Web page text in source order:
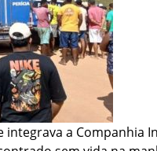
integrava a Companhia